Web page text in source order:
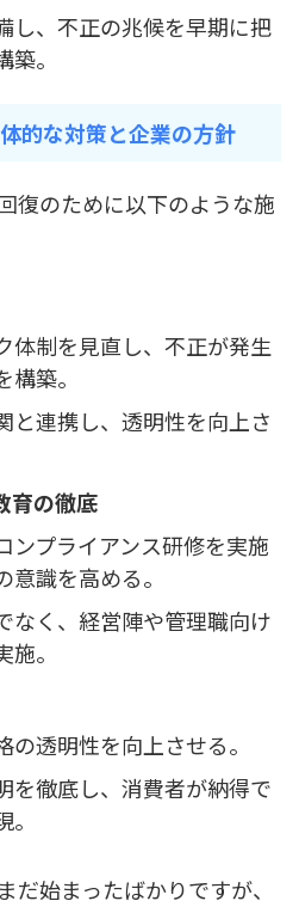
し、不正の兆候を早期に把
。
的な対策と企業の方針
復のために以下のような施
体制を見直し、不正が発生
構築。
と連携し、透明性を向上さ
育の徹底
ンプライアンス研修を実施
意識を高める。
なく、経営陣や管理職向け
。
の透明性を向上させる。
を徹底し、消費者が納得で
だ始まったばかりですが、